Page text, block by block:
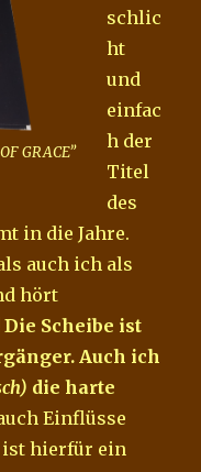
GRACE”
schlic
ht
und
einfac
h der
Titel
des
in die Jahre.
auch ich als
hört
Die Scheibe ist
Auch ich
die harte
Einflüsse
hierfür ein